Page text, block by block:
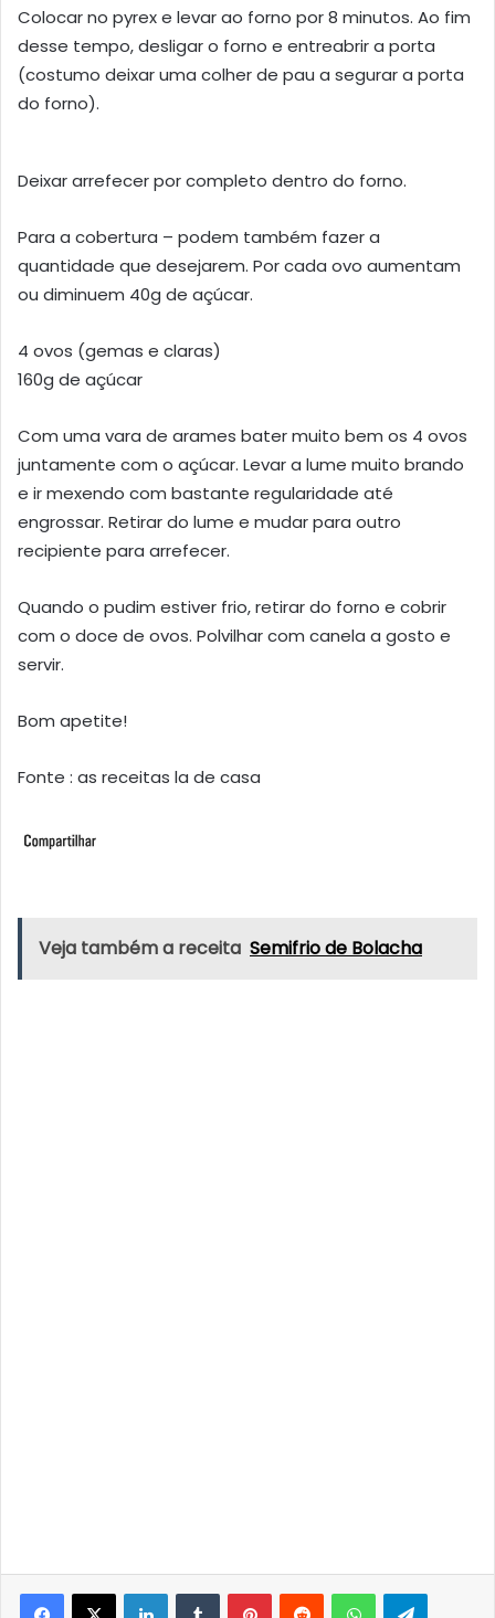
Colocar no pyrex e levar ao forno por 8 minutos. Ao fim
desse tempo, desligar o forno e entreabrir a porta
(costumo deixar uma colher de pau a segurar a porta
do forno).
Deixar arrefecer por completo dentro do forno.
Para a cobertura – podem também fazer a
quantidade que desejarem. Por cada ovo aumentam
ou diminuem 40g de açúcar.
4 ovos (gemas e claras)
160g de açúcar
Com uma vara de arames bater muito bem os 4 ovos
juntamente com o açúcar. Levar a lume muito brando
e ir mexendo com bastante regularidade até
engrossar. Retirar do lume e mudar para outro
recipiente para arrefecer.
Quando o pudim estiver frio, retirar do forno e cobrir
com o doce de ovos. Polvilhar com canela a gosto e
servir.
Bom apetite!
Fonte : as receitas la de casa
Veja também a receita Semifrio de Bolacha
LinkedInTumblrPinterestReddit WhatsApp